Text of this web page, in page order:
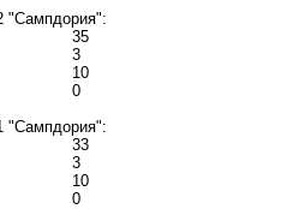
"Сампдория":
35
3
10
0
"Сампдория":
33
3
10
0